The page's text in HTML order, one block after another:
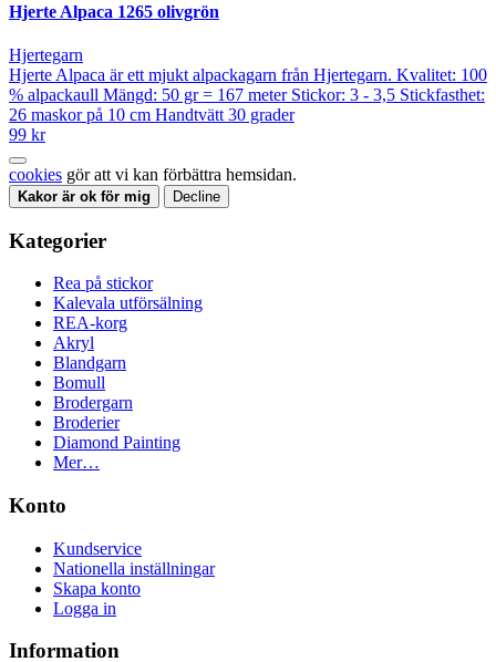
Hjerte Alpaca 1265 olivgrön
Hjertegarn
Hjerte Alpaca är ett mjukt alpackagarn från Hjertegarn. Kvalitet: 100
% alpackaull Mängd: 50 gr = 167 meter Stickor: 3 - 3,5 Stickfasthet:
26 maskor på 10 cm Handtvätt 30 grader
99 kr
cookies gör att vi kan förbättra hemsidan.
Kakor är ok för mig Decline
Kategorier
Rea på stickor
Kalevala utförsälning
REA-korg
Akryl
Blandgarn
Bomull
Brodergarn
Broderier
Diamond Painting
Mer…
Konto
Kundservice
Nationella inställningar
Skapa konto
Logga in
Information